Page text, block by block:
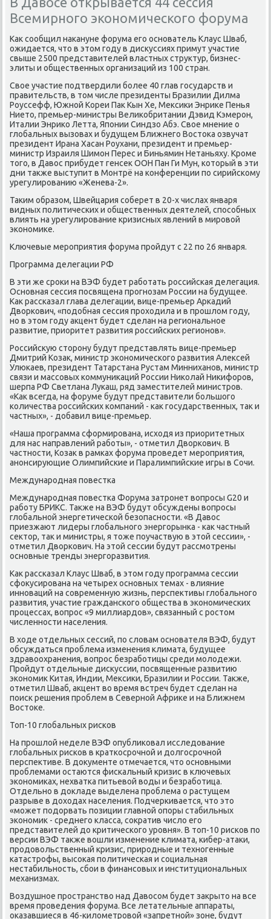
Всемирного экономического форума
Как сообщил накануне форума его основатель Клаус Шваб,
ожидается, что в этом году в дискуссиях примут участие
свыше 2500 представителей властных структур, бизнес-
элиты и общественных организаций из 100 стран.
Свое участие подтвердили более 40 глав государств и
правительств, в том числе президенты Бразилии Дилма
Роуссефф, Южной Кореи Пак Кын Хе, Мексики Энрике Пенья
Нието, премьер-министры Великобритании Дэвид Кэмерон,
Италии Энрико Летта, Японии Синдзо Абэ. Свое мнение о
глобальных вызовах и будущем Ближнего Востока озвучат
президент Ирана Хасан Роухани, президент и премьер-
министр Израиля Шимон Перес и Биньямин Нетаньяху. Кроме
того, в Давос прибудет генсек ООН Пан Ги Мун, который в эти
дни также выступит в Монтрё на конференции по сирийскому
урегулированию «Женева-2».
Таким образом, Швейцария соберет в 20-х числах января
видных политических и общественных деятелей, способных
влиять на урегулирование кризисных явлений в мировой
экономике.
Ключевые мероприятия форума пройдут с 22 по 26 января.
Программа делегации РФ
В эти же сроки на ВЭФ будет работать российская делегация.
Основная сессия посвящена прогнозам России на будущее.
Как рассказал глава делегации, вице-премьер Аркадий
Дворкович, «подобная сессия проходила и в прошлом году,
но в этом году акцент будет сделан на региональное
развитие, приоритет развития российских регионов».
Российскую сторону будут представлять вице-премьер
Дмитрий Козак, министр экономического развития Алексей
Улюкаев, президент Татарстана Рустам Минниханов, министр
связи и массовых коммуникаций России Николай Никифоров,
шерпа РФ Светлана Лукаш, ряд заместителей министров.
«Как всегда, на форуме будут представители большого
количества российских компаний - как государственных, так и
частных», - добавил вице-премьер.
«Наша программа сформирована, исходя из приоритетных
для нас направлений работы», - отметил Дворкович. В
частности, Козак в рамках форума проведет мероприятия,
анонсирующие Олимпийские и Паралимпийские игры в Сочи.
Международная повестка
Международная повестка Форума затронет вопросы G20 и
работу БРИКС. Также на ВЭФ будут обсуждены вопросы
глобальной энергетической безопасности. «В Давос
приезжают лидеры глобального энергорынка - как частный
сектор, так и министры, я тоже поучаствую в этой сессии», -
отметил Дворкович. На этой сессии будут рассмотрены
основные тренды энергоразвития.
Как рассказал Клаус Шваб, в этом году программа сессии
сфокусирована на четырех основных темах - влияние
инноваций на современную жизнь, перспективы глобального
развития, участие гражданского общества в экономических
процессах, вопрос «9 миллиардов», связанный с ростом
численности населения.
В ходе отдельных сессий, по словам основателя ВЭФ, будут
обсуждаться проблема изменения климата, будущее
здравоохранения, вопрос безработицы среди молодежи.
Пройдут отдельные дискуссии, посвященные развитию
экономик Китая, Индии, Мексики, Бразилии и России. Также,
отметил Шваб, акцент во время встреч будет сделан на
поиск решения проблем в Северной Африке и на Ближнем
Востоке.
Топ-10 глобальных рисков
На прошлой неделе ВЭФ опубликовал исследование
глобальных рисков в краткосрочной и долгосрочной
перспективе. В документе отмечается, что основными
проблемами остаются фискальный кризис в ключевых
экономиках, нехватка питьевой воды и безработица.
Отдельно в докладе выделена проблема о растущем
разрыве в доходах населения. Подчеркивается, что это
«может подорвать позиции главной опоры стабильных
экономик - среднего класса, сократив число его
представителей до критического уровня». В топ-10 рисков по
версии ВЭФ также вошли изменение климата, кибер-атаки,
продовольственный кризис, природные и техногенные
катастрофы, высокая политическая и социальная
нестабильность, сбои в финансовых и институциональных
механизмах.
Воздушное пространство над Давосом будет закрыто на все
время проведения форума. Все летательные аппараты,
оказавшиеся в 46-километровой «запретной» зоне, будут